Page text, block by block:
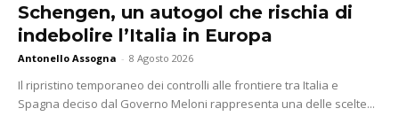
Schengen, un autogol che rischia di
indebolire l’Italia in Europa
Antonello Assogna - 8 Agosto 2026
Il ripristino temporaneo dei controlli alle frontiere tra Italia e
Spagna deciso dal Governo Meloni rappresenta una delle scelte...